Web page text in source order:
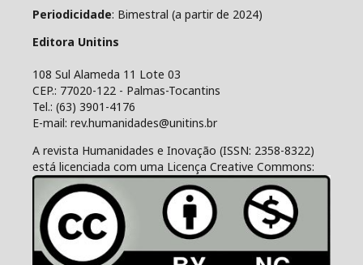
Periodicidade: Bimestral (a partir de 2024)
Editora Unitins
108 Sul Alameda 11 Lote 03
CEP.: 77020-122 - Palmas-Tocantins
Tel.: (63) 3901-4176
E-mail: rev.humanidades@unitins.br
A revista Humanidades e Inovação (ISSN: 2358-8322)
está licenciada com uma Licença Creative Commons: